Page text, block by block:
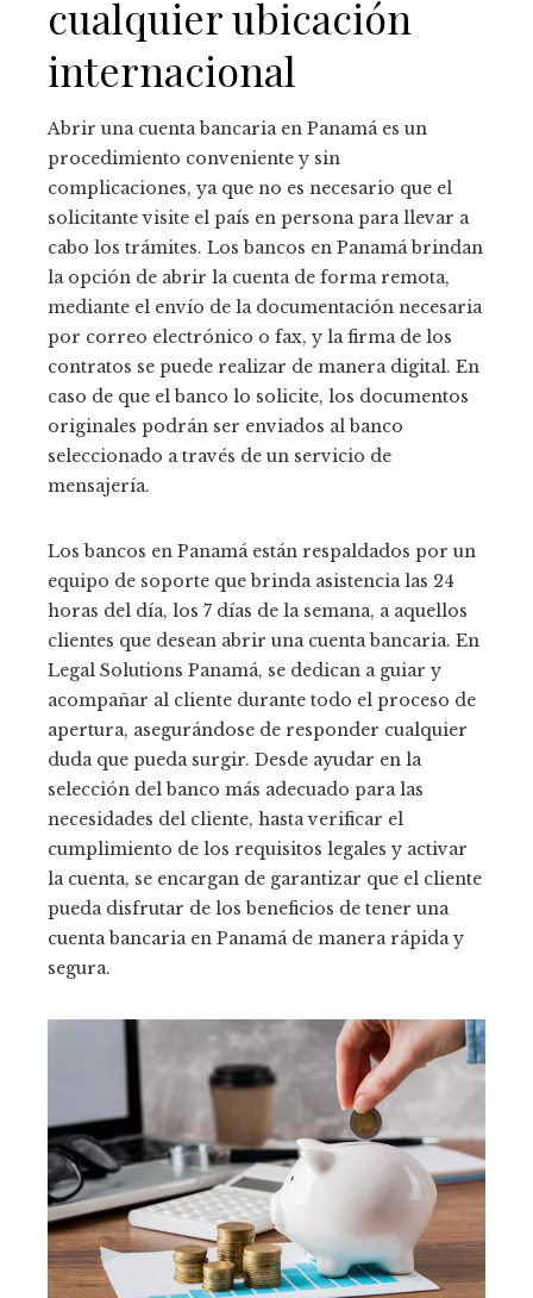
cualquier ubicación
internacional
Abrir una cuenta bancaria en Panamá es un
procedimiento conveniente y sin
complicaciones, ya que no es necesario que el
solicitante visite el país en persona para llevar a
cabo los trámites. Los bancos en Panamá brindan
la opción de abrir la cuenta de forma remota,
mediante el envío de la documentación necesaria
por correo electrónico o fax, y la firma de los
contratos se puede realizar de manera digital. En
caso de que el banco lo solicite, los documentos
originales podrán ser enviados al banco
seleccionado a través de un servicio de
mensajería.
Los bancos en Panamá están respaldados por un
equipo de soporte que brinda asistencia las 24
horas del día, los 7 días de la semana, a aquellos
clientes que desean abrir una cuenta bancaria. En
Legal Solutions Panamá, se dedican a guiar y
acompañar al cliente durante todo el proceso de
apertura, asegurándose de responder cualquier
duda que pueda surgir. Desde ayudar en la
selección del banco más adecuado para las
necesidades del cliente, hasta verificar el
cumplimiento de los requisitos legales y activar
la cuenta, se encargan de garantizar que el cliente
pueda disfrutar de los beneficios de tener una
cuenta bancaria en Panamá de manera rápida y
segura.